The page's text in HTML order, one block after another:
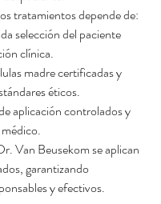
tratamientos depende de:
selección del paciente
clínica.
madre certificadas y
éticos.
de aplicación controlados y
Van Beusekom se aplican
garantizando
y efectivos.